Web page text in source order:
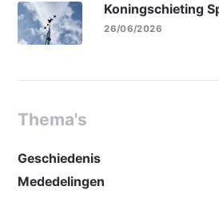
Koningschieting
26/06/2026
Thema's
Geschiedenis
Mededelingen